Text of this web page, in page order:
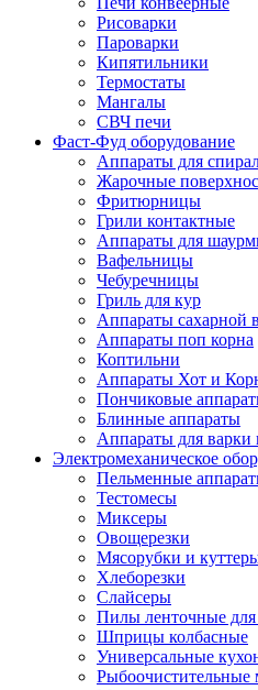
Рисоварки
Пароварки
Кипятильники
Термостаты
Мангалы
СВЧ печи
Фаст-Фуд оборудование
Аппараты для
Жарочные
Фритюрницы
Грили контактные
Аппараты для
Вафельницы
Чебуречницы
Гриль для кур
Аппараты сахарной
Аппараты поп корна
Коптильни
Аппараты Хот и
Пончиковые
Блинные аппараты
Аппараты для варки
Электромеханическое
Пельменные
Тестомесы
Миксеры
Овощерезки
Мясорубки и
Хлеборезки
Слайсеры
Пилы ленточные для
Шприцы колбасные
Универсальные